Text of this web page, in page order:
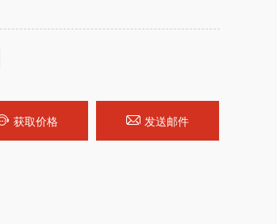
获取价格 发送邮件